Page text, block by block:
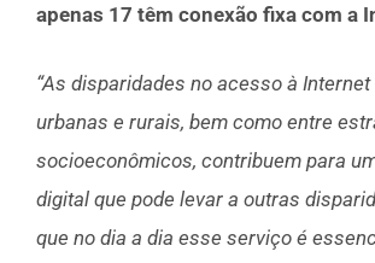
apenas 17 têm conexão fixa com a
“As disparidades no acesso à
urbanas e rurais, bem como entre
socioeconômicos, contribuem para
digital que pode levar a outras
que no dia a dia esse serviço é